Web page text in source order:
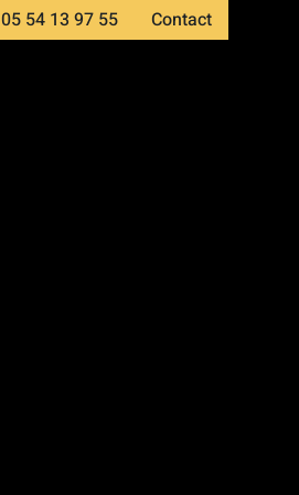
05 54 13 97 55 Contact